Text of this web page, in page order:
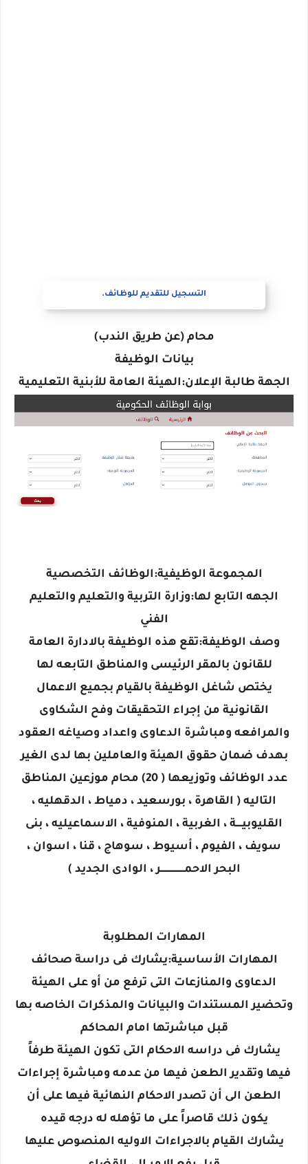
التسجيل للتقديم للوظائف.
محام (عن طريق الندب)
بيانات الوظيفة
الجهة طالبة الإعلان:الهيئة العامة للأبنية التعليمية
المجموعة الوظيفية:الوظائف التخصصية
الجهه التابع لها:وزارة التربية والتعليم والتعليم
الفني
وصف الوظيفة:تقع هذه الوظيفة بالادارة العامة
للقانون بالمقر الرئيسى والمناطق التابعه لها
يختص شاغل الوظيفة بالقيام بجميع الاعمال
القانونية من إجراء التحقيقات وفح الشكاوى
والمرافعه ومباشرة الدعاوى واعداد وصياغه العقود
بهدف ضمان حقوق الهيئة والعاملين بها لدى الغير
عدد الوظائف وتوزيعها ( 20) محام موزعين المناطق
التاليه ( القاهرة ، بورسعيد ، دمياط ، الدقهليه ،
القليوبيــــة ، الغربية ، المنوفية ، الاسماعيليه ، بنى
سويف ، الفيوم ، أسيوط ، سوهاج ، قنا ، اسوان ،
البحر الاحمـــــــــــــــــر ، الوادى الجديد )
المهارات المطلوبة
المهارات الأساسية:يشارك فى دراسة صحائف
الدعاوى والمنازعات التى ترفع من أو على الهيئة
وتحضير المستندات والبيانات والمذكرات الخاصه بها
قبل مباشرتها امام المحاكم
يشارك فى دراسه الاحكام التى تكون الهيئة طرفاً
فيها وتقدير الطعن فيها من عدمه ومباشرة إجراءات
الطعن الى أن تصدر الاحكام النهائية فيها على أن
يكون ذلك قاصراً على ما تؤهله له درجه قيده
يشارك القيام بالاجراءات الاوليه المنصوص عليها